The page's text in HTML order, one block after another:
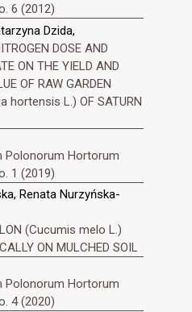
6 (2012)
Dzida,
DOSE AND
ON THE YIELD AND
OF RAW GARDEN
hortensis L.) OF SATURN
Polonorum Hortorum
1 (2019)
Renata Nurzyńska-
(Cucumis melo L.)
ON MULCHED SOIL
Polonorum Hortorum
4 (2020)